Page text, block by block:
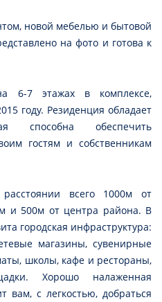
новой мебелью и бытовой
на фото и готова к
6-7 этажах в комплексе,
году. Резиденция обладает
способна обеспечить
гостям и собственникам
всего 1000м от
и 500м от центра района. В
городская инфраструктура:
магазины, сувенирные
школы, кафе и рестораны,
Хорошо налаженная
вам, с легкостью, добраться